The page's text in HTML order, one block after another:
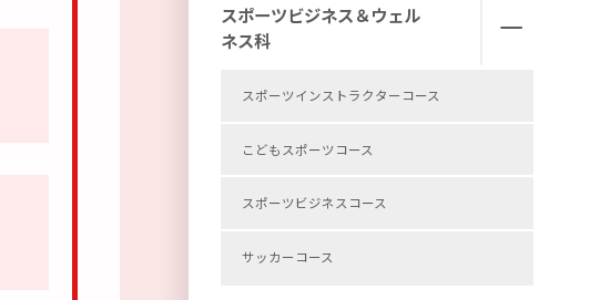
スポーツビジネス＆ウェル
ネス科
スポーツインストラクターコース
こどもスポーツコース
スポーツビジネスコース
サッカーコース